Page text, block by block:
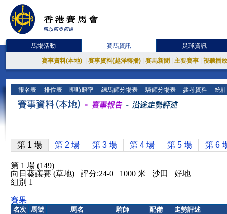
馬場活動 賽馬資訊 足球資訊
賽事資料(本地) 賽事資料(越洋轉播) 賽馬新聞 主要賽事 視聽播
報名表 排位表 即時賠率 練馬師分場表 騎師分場表 參考資料 統
第 1 場 第 2 場 第 3 場 第 4 場 第 5 場 第 6
第 1 場 (149)
向日葵讓賽 (草地) 評分:24-0 1000 米 沙田 好地
組別 1
賽果
名次 馬號 馬名 騎師 配備
走勢評述